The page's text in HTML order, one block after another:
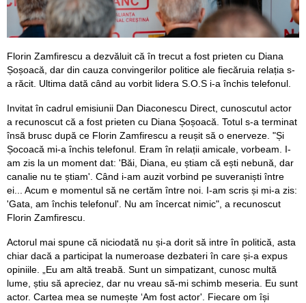
Florin Zamfirescu a dezvăluit că în trecut a fost prieten cu Diana
Șoșoacă, dar din cauza convingerilor politice ale fiecăruia relația s-
a răcit. Ultima dată când au vorbit lidera S.O.S i-a închis telefonul.
Invitat în cadrul emisiunii Dan Diaconescu Direct, cunoscutul actor
a recunoscut că a fost prieten cu Diana Șoșoacă. Totul s-a terminat
însă brusc după ce Florin Zamfirescu a reușit să o enerveze. "Și
Șocoacă mi-a închis telefonul. Eram în relații amicale, vorbeam. I-
am zis la un moment dat: 'Băi, Diana, eu știam că ești nebună, dar
canalie nu te știam'. Când i-am auzit vorbind pe suveraniști între
ei... Acum e momentul să ne certăm între noi. I-am scris și mi-a zis:
'Gata, am închis telefonul'. Nu am încercat nimic", a recunoscut
Florin Zamfirescu.
Actorul mai spune că niciodată nu și-a dorit să intre în politică, asta
chiar dacă a participat la numeroase dezbateri în care și-a expus
opiniile. „Eu am altă treabă. Sunt un simpatizant, cunosc multă
lume, știu să apreciez, dar nu vreau să-mi schimb meseria. Eu sunt
actor. Cartea mea se numește ‘Am fost actor'. Fiecare om își